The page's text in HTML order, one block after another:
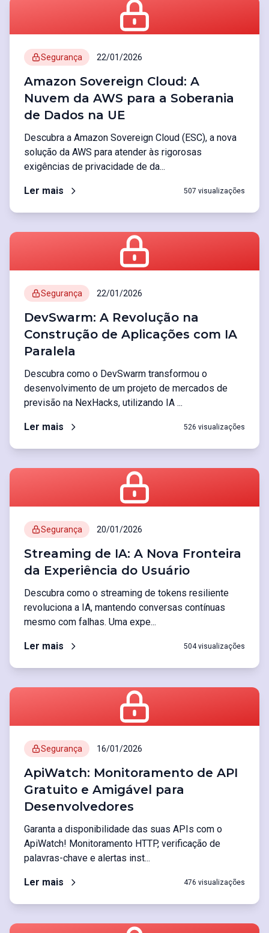
Segurança 22/01/2026
Amazon Sovereign Cloud: A
Nuvem da AWS para a Soberania
de Dados na UE
Descubra a Amazon Sovereign Cloud (ESC), a nova
solução da AWS para atender às rigorosas
exigências de privacidade de da...
Ler mais 507 visualizações
Segurança 22/01/2026
DevSwarm: A Revolução na
Construção de Aplicações com IA
Paralela
Descubra como o DevSwarm transformou o
desenvolvimento de um projeto de mercados de
previsão na NexHacks, utilizando IA ...
Ler mais 526 visualizações
Segurança 20/01/2026
Streaming de IA: A Nova Fronteira
da Experiência do Usuário
Descubra como o streaming de tokens resiliente
revoluciona a IA, mantendo conversas contínuas
mesmo com falhas. Uma expe...
Ler mais 504 visualizações
Segurança 16/01/2026
ApiWatch: Monitoramento de API
Gratuito e Amigável para
Desenvolvedores
Garanta a disponibilidade das suas APIs com o
ApiWatch! Monitoramento HTTP, verificação de
palavras-chave e alertas inst...
Ler mais 476 visualizações